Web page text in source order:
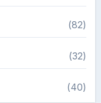
(82)
(32)
(40)